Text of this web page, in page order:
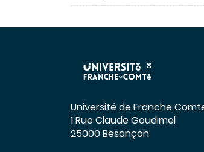
Université de Franche
1 Rue Claude Goudimel
25000 Besançon